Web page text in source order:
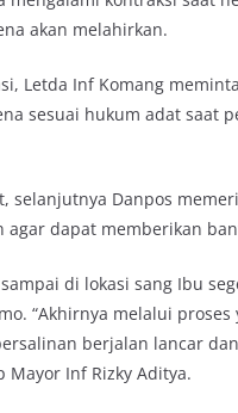
akan melahirkan.
Letda Inf Komang
sesuai hukum adat saat
selanjutnya Danpos
agar dapat memberikan
di lokasi sang Ibu
“Akhirnya melalui
berjalan lancar
Mayor Inf Rizky Aditya.